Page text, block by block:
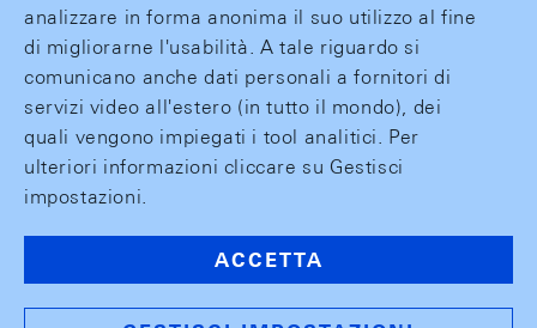
analizzare in forma anonima il suo utilizzo al fine
di migliorarne l'usabilità. A tale riguardo si
comunicano anche dati personali a fornitori di
servizi video all'estero (in tutto il mondo), dei
quali vengono impiegati i tool analitici. Per
ulteriori informazioni cliccare su Gestisci
impostazioni.
ACCETTA